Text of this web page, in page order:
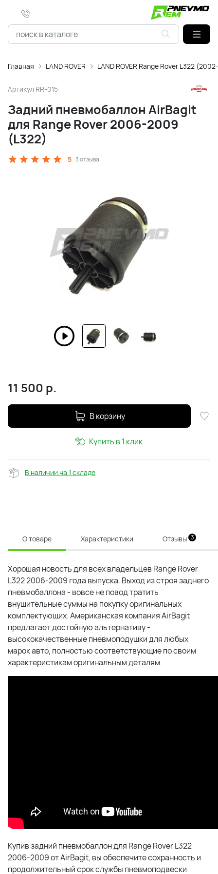
Главная LAND ROVER LAND ROVER Range Rover L322
Артикул RR-015
Задний пневмобаллон AirBagit
для Range Rover 2006-2009
(L322)
5 3 отзыва
11 500 р.
В корзину
Купить в 1 клик
В наличии на 1 складе
О товаре Характеристики Отзывы 3
Хорошая новость для всех владельцев Range Rover
L322 2006-2009 года выпуска. Выход из строя заднего
пневмобаллона - вовсе не повод тратить
внушительные суммы на покупку оригинальных
комплектующих. Американская компания AirBagit
предлагает достойную альтернативу -
высококачественные пневмоподушки для любых
марок авто, полностью соответствующие по своим
характеристикам оригинальным деталям.
Купив задний пневмобаллон для Range Rover L322
2006-2009 от AirBagit, вы обеспечите сохранность и
продолжительный срок службы пневмоподвески